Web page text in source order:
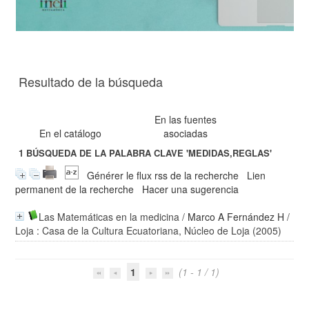
Resultado de la búsqueda
En el catálogo
En las fuentes
asociadas
1 BÚSQUEDA DE LA PALABRA CLAVE'MEDIDAS,REGLAS'
Générer le flux rss de la recherche
Lien
permanent de la recherche
Hacer una sugerencia
Las Matemáticas en la medicina / Marco A Fernández H /
Loja : Casa de la Cultura Ecuatoriana, Núcleo de Loja (2005)
1 (1 - 1 / 1)